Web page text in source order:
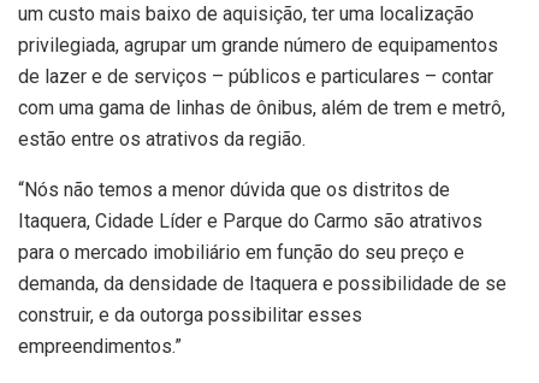
um custo mais baixo de aquisição, ter uma localização
privilegiada, agrupar um grande número de equipamentos
de lazer e de serviços – públicos e particulares – contar
com uma gama de linhas de ônibus, além de trem e metrô,
estão entre os atrativos da região.
“Nós não temos a menor dúvida que os distritos de
Itaquera, Cidade Líder e Parque do Carmo são atrativos
para o mercado imobiliário em função do seu preço e
demanda, da densidade de Itaquera e possibilidade de se
construir, e da outorga possibilitar esses
empreendimentos.”